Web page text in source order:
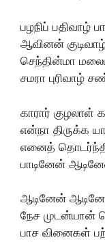
பழநிப் பதிவாழ்
ஆவினன்
செந்தின்மா
சமரா புரிவாழ்
காரார்
என்நா திருக்க
எனைத்
பாடினேன்
ஆடினேன்
நேச முடன்யான்
பாச வினைகள்